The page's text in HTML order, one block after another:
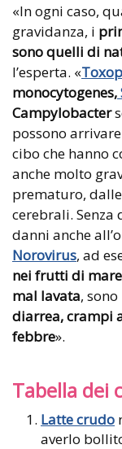
«In ogni caso,
gravidanza, i
sono quelli di
l’esperta. «
monocytogenes,
Campylobacter
possono
cibo che hanno
anche molto
prematuro,
cerebrali. Senza
danni anche
Norovirus, ad
nei frutti di mare
mal lavata,
diarrea, crampi
febbre».
Tabella dei
Latte crudo
averlo